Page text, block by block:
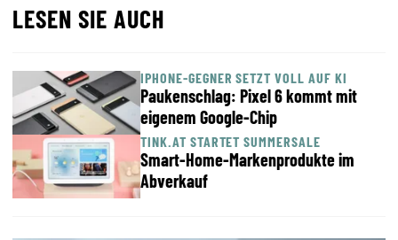
LESEN SIE AUCH
IPHONE-GEGNER SETZT VOLL AUF KI
Paukenschlag: Pixel 6 kommt mit
eigenem Google-Chip
TINK.AT STARTET SUMMERSALE
Smart-Home-Markenprodukte im
Abverkauf